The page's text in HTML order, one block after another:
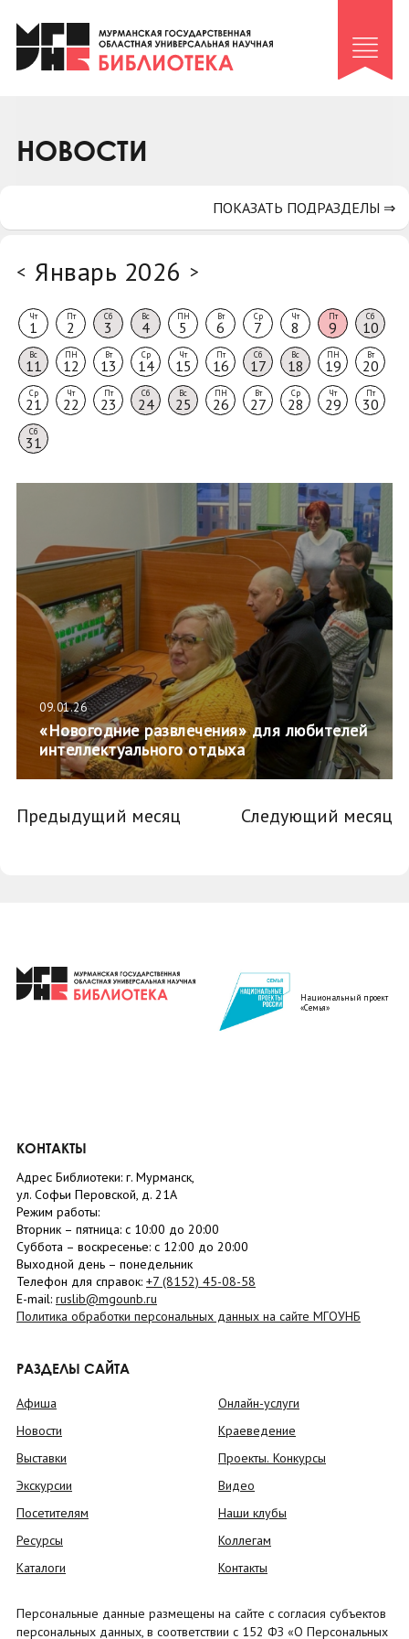
Клуб «Гиря и сельдерей»
Клуб «Семейный архив»
Коллегам
НОВОСТИ
< Январь 2026 >
Чт
1
Пт
2
Сб
3
Вс
4
ПН
5
Вт
6
Ср
7
Чт
8
Пт
9
Сб
10
Вс
11
ПН
12
Вт
13
Ср
14
Чт
15
Пт
16
Сб
17
Вс
18
ПН
19
Вт
20
Ср
21
Чт
22
Пт
23
Сб
24
Вс
25
ПН
26
Вт
27
Ср
28
Чт
29
Пт
30
Сб
31
09.01.26
«Новогодние развлечения» для любителей
интеллектуального отдыха
Предыдущий месяц Следующий месяц
ПОКАЗАТЬ ПОДРАЗДЕЛЫ ⇒
Национальный проект
«Семья»
КОНТАКТЫ
Адрес Библиотеки: г. Мурманск,
ул. Софьи Перовской, д. 21А
Режим работы:
Вторник – пятница: с 10:00 до 20:00
Суббота – воскресенье: c 12:00 до 20:00
Выходной день – понедельник
Телефон для справок: +7 (8152) 45-08-58
E-mail: ruslib@mgounb.ru
Политика обработки персональных данных на сайте МГОУНБ
РАЗДЕЛЫ САЙТА
Афиша
Новости
Выставки
Экскурсии
Посетителям
Ресурсы
Каталоги
Онлайн-услуги
Краеведение
Проекты. Конкурсы
Видео
Наши клубы
Коллегам
Контакты
Персональные данные размещены на сайте с согласия субъектов
персональных данных, в соответствии с 152 ФЗ «О Персональных